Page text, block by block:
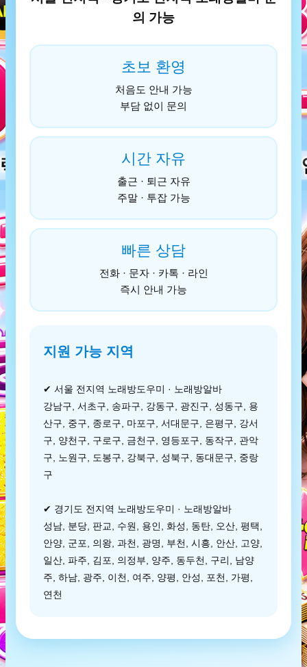
의 가능
초보 환영
처음도 안내 가능
부담 없이 문의
시간 자유
출근 · 퇴근 자유
주말 · 투잡 가능
빠른 상담
전화 · 문자 · 카톡 · 라인
즉시 안내 가능
지원 가능 지역
✔ 서울 전지역 노래방도우미 · 노래방알바
강남구, 서초구, 송파구, 강동구, 광진구, 성동구, 용
산구, 중구, 종로구, 마포구, 서대문구, 은평구, 강서
구, 양천구, 구로구, 금천구, 영등포구, 동작구, 관악
구, 노원구, 도봉구, 강북구, 성북구, 동대문구, 중랑
구
✔ 경기도 전지역 노래방도우미 · 노래방알바
성남, 분당, 판교, 수원, 용인, 화성, 동탄, 오산, 평택,
안양, 군포, 의왕, 과천, 광명, 부천, 시흥, 안산, 고양,
일산, 파주, 김포, 의정부, 양주, 동두천, 구리, 남양
주, 하남, 광주, 이천, 여주, 양평, 안성, 포천, 가평,
연천